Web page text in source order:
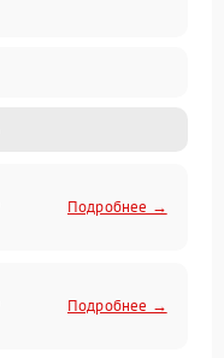
Подробнее →
Подробнее →